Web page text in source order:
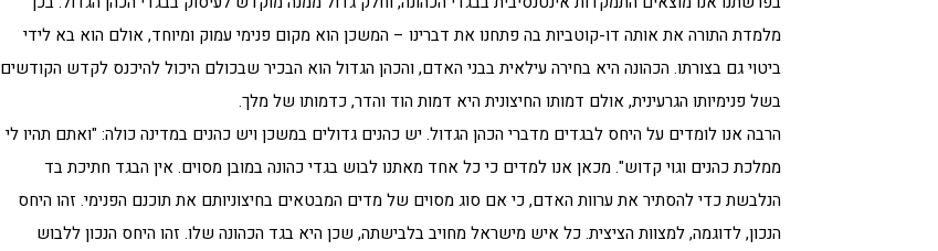
מלמדת התורה את אותה דו-קוטביות בה פתחנו את דברינו – המשכן הוא מקום פנימי עמוק ומיוחד, אולם הוא בא לידי
ביטוי גם בצורתו. הכהונה היא בחירה עילאית בבני האדם, והכהן הגדול הוא הבכיר שבכולם היכול להיכנס לקדש הקודשים
בשל פנימיותו הגרעינית, אולם דמותו החיצונית היא דמות הוד והדר, כדמותו של מלך.
הרבה אנו לומדים על היחס לבגדים מדברי הכהן הגדול. יש כהנים גדולים במשכן ויש כהנים במדינה כולה: "ואתם תהיו לי
ממלכת כהנים וגוי קדוש". מכאן אנו למדים כי כל אחד מאתנו לבוש בגדי כהונה במובן מסוים. אין הבגד חתיכת בד
הנלבשת כדי להסתיר את ערוות האדם, כי אם סוג מסוים של מדים המבטאים בחיצוניותם את תוכנם הפנימי. זהו היחס
הנכון, לדוגמה, למצוות הציצית. כל איש מישראל מחויב בלבישתה, שכן היא בגד הכהונה שלו. זהו היחס הנכון ללבוש